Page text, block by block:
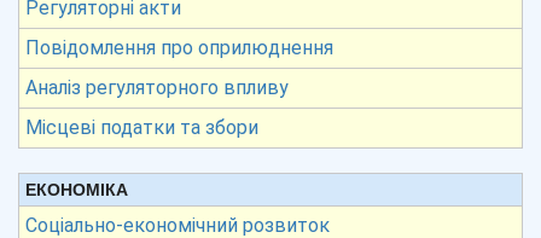
Регуляторні акти
Повідомлення про оприлюднення
Аналіз регуляторного впливу
Місцеві податки та збори
ЕКОНОМІКА
Соціально-економічний розвиток